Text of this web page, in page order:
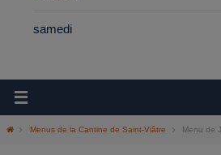
samedi
Menus de la Cantine de Saint-Viâtre Menu de